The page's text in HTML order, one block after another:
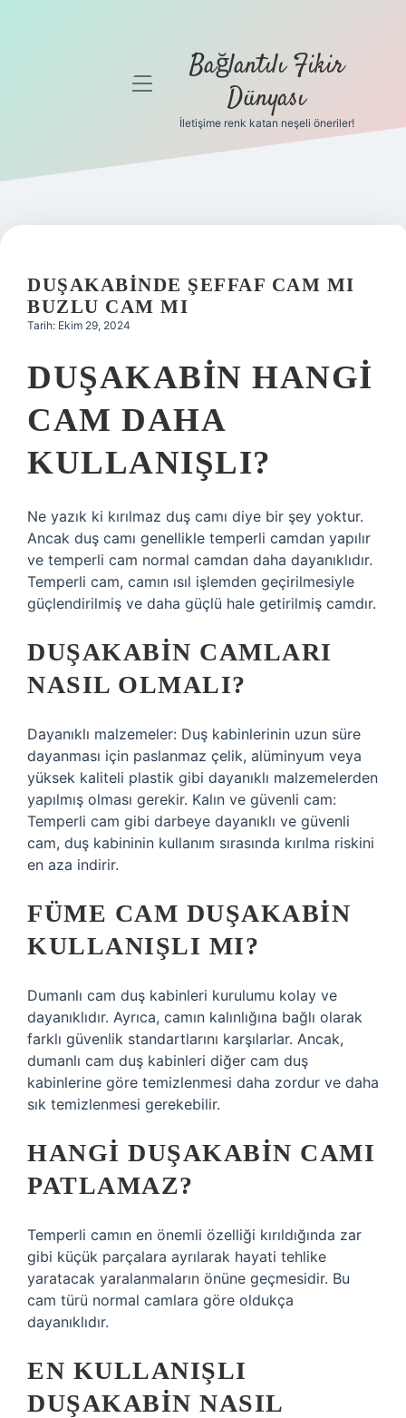
Gizlilik
Hakkımızda
menüyü
Bağlantılı Fikir
Dünyası
İletişime renk katan neşeli öneriler!
DUŞAKABINDE ŞEFFAF CAM MI
BUZLU CAM MI
Tarih: Ekim 29, 2024
DUŞAKABIN HANGI
CAM DAHA
KULLANIŞLI?
Ne yazık ki kırılmaz duş camı diye bir şey yoktur.
Ancak duş camı genellikle temperli camdan yapılır
ve temperli cam normal camdan daha dayanıklıdır.
Temperli cam, camın ısıl işlemden geçirilmesiyle
güçlendirilmiş ve daha güçlü hale getirilmiş camdır.
DUŞAKABIN CAMLARI
NASIL OLMALI?
Dayanıklı malzemeler: Duş kabinlerinin uzun süre
dayanması için paslanmaz çelik, alüminyum veya
yüksek kaliteli plastik gibi dayanıklı malzemelerden
yapılmış olması gerekir. Kalın ve güvenli cam:
Temperli cam gibi darbeye dayanıklı ve güvenli
cam, duş kabininin kullanım sırasında kırılma riskini
en aza indirir.
FÜME CAM DUŞAKABIN
KULLANIŞLI MI?
Dumanlı cam duş kabinleri kurulumu kolay ve
dayanıklıdır. Ayrıca, camın kalınlığına bağlı olarak
farklı güvenlik standartlarını karşılarlar. Ancak,
dumanlı cam duş kabinleri diğer cam duş
kabinlerine göre temizlenmesi daha zordur ve daha
sık temizlenmesi gerekebilir.
HANGI DUŞAKABIN CAMI
PATLAMAZ?
Temperli camın en önemli özelliği kırıldığında zar
gibi küçük parçalara ayrılarak hayati tehlike
yaratacak yaralanmaların önüne geçmesidir. Bu
cam türü normal camlara göre oldukça
dayanıklıdır.
EN KULLANIŞLI
DUŞAKABIN NASIL